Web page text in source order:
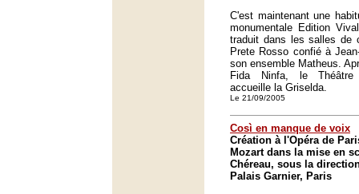
C'est maintenant une
monumentale Edition
traduit dans les salles de
Prete Rosso confié à
son ensemble Matheus.
Fida Ninfa, le Théâtre
accueille la Griselda.
Le 21/09/2005
Così en manque de voix
Création à l'Opéra de
Mozart dans la mise en
Chéreau, sous la
Palais Garnier, Paris